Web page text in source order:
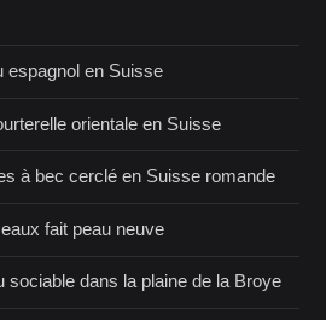
espagnol en Suisse
orientale en Suisse
à bec cerclé en Suisse romande
fait peau neuve
sociable dans la plaine de la Broye